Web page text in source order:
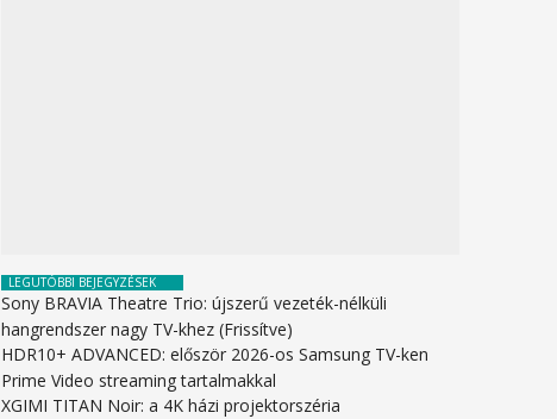
LEGUTÓBBI BEJEGYZÉSEK
Sony BRAVIA Theatre Trio: újszerű vezeték-nélküli
hangrendszer nagy TV-khez (Frissítve)
HDR10+ ADVANCED: először 2026-os Samsung TV-ken
Prime Video streaming tartalmakkal
XGIMI TITAN Noir: a 4K házi projektorszéria